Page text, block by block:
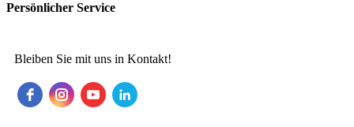
Persönlicher Service
Bleiben Sie mit uns in Kontakt!